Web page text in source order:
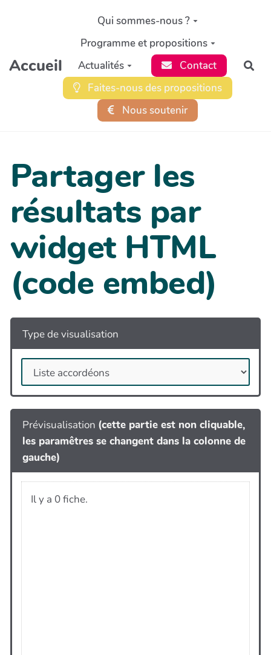
Aller au contenu principal
Accueil
Qui sommes-nous ?
Programme et propositions
Actualités
Contact
Faites-nous des propositions
Nous soutenir
Partager les
résultats par
widget HTML
(code embed)
Type de visualisation
Prévisualisation (cette partie est non cliquable,
les paramêtres se changent dans la colonne de
gauche)